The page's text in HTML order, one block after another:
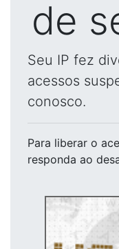
de
Seu IP fez
acessos
conosco.
Para liberar o
responda ao